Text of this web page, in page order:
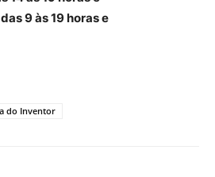
das 9 às 19 horas e
do Inventor